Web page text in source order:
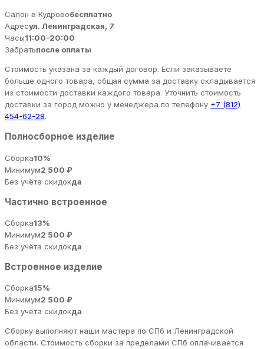
Салон в Кудровобесплатно
Адресул. Ленинградская, 7
Часы11:00-20:00
Забратьпосле оплаты
Стоимость указана за каждый договор. Если заказываете
больше одного товара, общая сумма за доставку складывается
из стоимости доставки каждого товара. Уточнить стоимость
доставки за город можно у менеджера по телефону +7 (812)
454-62-28.
Полносборное изделие
Сборка10%
Минимум2 500 ₽
Без учёта скидокда
Частично встроенное
Сборка13%
Минимум2 500 ₽
Без учёта скидокда
Встроенное изделие
Сборка15%
Минимум2 500 ₽
Без учёта скидокда
Сборку выполняют наши мастера по СПб и Ленинградской
области. Стоимость сборки за пределами СПб оплачивается